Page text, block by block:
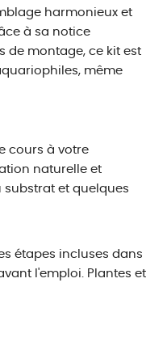
harmonieux et
à sa notice
de montage, ce kit est
même
cours à votre
naturelle et
et quelques
étapes incluses dans
l'emploi. Plantes et